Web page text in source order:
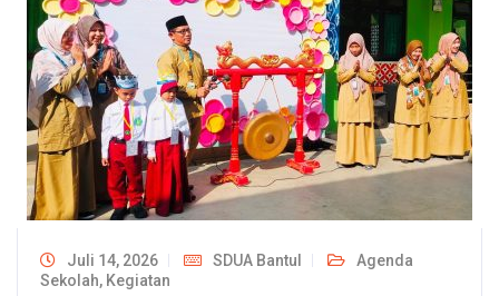
Juli 14, 2026 SDUA Bantul
Agenda
Sekolah, Kegiatan